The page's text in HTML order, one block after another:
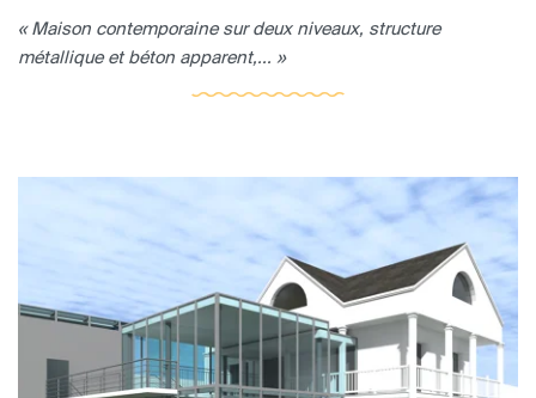
« Maison contemporaine sur deux niveaux, structure
métallique et béton apparent,... »